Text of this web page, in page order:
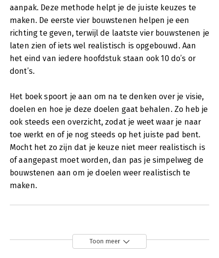
aanpak. Deze methode helpt je de juiste keuzes te
maken. De eerste vier bouwstenen helpen je een
richting te geven, terwijl de laatste vier bouwstenen je
laten zien of iets wel realistisch is opgebouwd. Aan
het eind van iedere hoofdstuk staan ook 10 do’s or
dont’s.
Het boek spoort je aan om na te denken over je visie,
doelen en hoe je deze doelen gaat behalen. Zo heb je
ook steeds een overzicht, zodat je weet waar je naar
toe werkt en of je nog steeds op het juiste pad bent.
Mocht het zo zijn dat je keuze niet meer realistisch is
of aangepast moet worden, dan pas je simpelweg de
bouwstenen aan om je doelen weer realistisch te
maken.
Toon meer